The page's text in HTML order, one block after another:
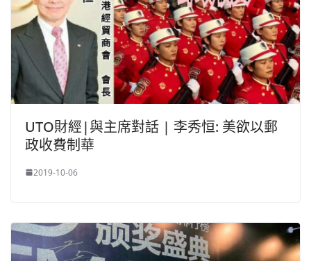
UTO財經|與主席對話 | 李秀恒: 美欲以郵
政收費制華
2019-10-06